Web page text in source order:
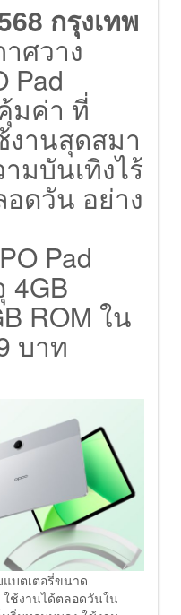
กรุงเทพ
ศวาง
Pad
มค่า ที่
านสุดสมา
มบันเทิงไร้
ดวัน อย่าง
Pad
4GB
ROM ใน
บาท
แบตเตอรี่ขนาด
ใช้งานได้ตลอดวันใน